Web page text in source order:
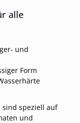
alle
und
Form
sind speziell auf
und